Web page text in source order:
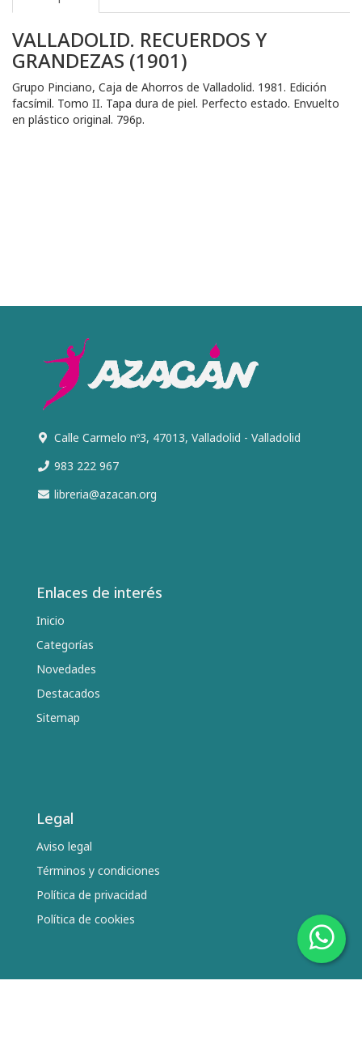
VALLADOLID. RECUERDOS Y
GRANDEZAS (1901)
Grupo Pinciano, Caja de Ahorros de Valladolid. 1981. Edición
facsímil. Tomo II. Tapa dura de piel. Perfecto estado. Envuelto
en plástico original. 796p.
Calle Carmelo nº3, 47013, Valladolid - Valladolid
983 222 967
libreria@azacan.org
Enlaces de interés
Inicio
Categorías
Novedades
Destacados
Sitemap
Legal
Aviso legal
Términos y condiciones
Política de privacidad
Política de cookies